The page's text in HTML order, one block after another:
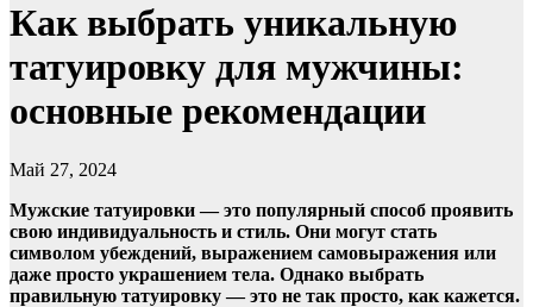
Как выбрать уникальную
татуировку для мужчины:
основные рекомендации
Май 27, 2024
Мужские татуировки — это популярный способ проявить
свою индивидуальность и стиль. Они могут стать
символом убеждений, выражением самовыражения или
даже просто украшением тела. Однако выбрать
правильную татуировку — это не так просто, как кажется.